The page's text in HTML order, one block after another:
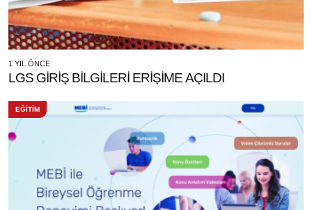
1 YIL ÖNCE
LGS GİRİŞ BİLGİLERİ ERİŞİME AÇILDI
EĞİTİM